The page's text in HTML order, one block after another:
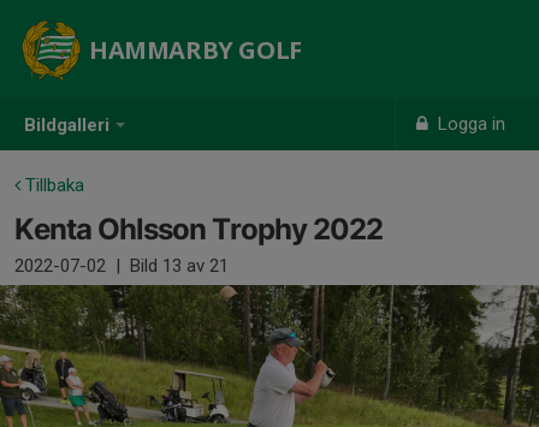
Bildgalleri Logga in
HAMMARBY GOLF
Tillbaka
Kenta Ohlsson Trophy 2022
2022-07-02 | Bild 13 av 21